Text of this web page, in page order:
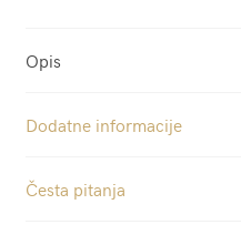
Opis
Dodatne informacije
Česta pitanja